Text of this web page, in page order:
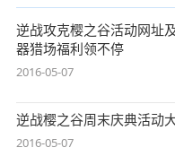
逆战攻克樱之谷活动网址
器猎场福利领不停
2016-05-07
逆战樱之谷周末庆典活动
2016-05-07